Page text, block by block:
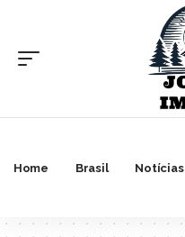
Home Brasil Notícias